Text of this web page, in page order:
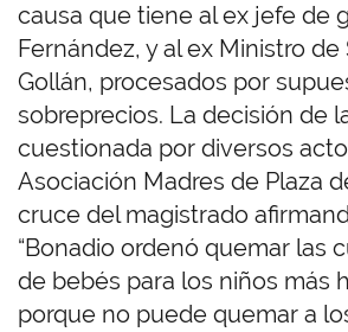
causa que tiene al ex jefe de
Fernández, y al ex Ministro de
Gollán, procesados por
sobreprecios. La decisión de
cuestionada por diversos
Asociación Madres de Plaza
cruce del magistrado
“Bonadio ordenó quemar las
de bebés para los niños más
porque no puede quemar a